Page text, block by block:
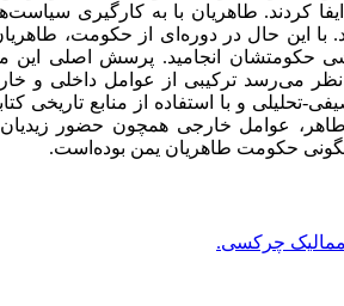
کردند. طاهریان با به کارگیری
با این حال در دوره‌ای از حکومت،
حکومتشان انجامید. پرسش اصلی این
می‌رسد ترکیبی از عوامل داخلی و
و با استفاده از منابع تاریخی
عوامل خارجی همچون حضور
حکومت طاهریان یمن بوده‌است.
ممالیک چرکسی.